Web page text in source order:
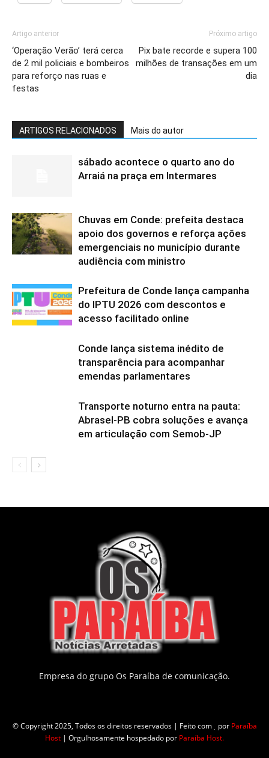
Artigo anterior
‘Operação Verão’ terá cerca
de 2 mil policiais e bombeiros
para reforço nas ruas e
festas
Próximo artigo
Pix bate recorde e supera 100
milhões de transações em um
dia
ARTIGOS RELACIONADOS Mais do autor
sábado acontece o quarto ano do
Arraiá na praça em Intermares
Chuvas em Conde: prefeita destaca
apoio dos governos e reforça ações
emergenciais no município durante
audiência com ministro
Prefeitura de Conde lança campanha
do IPTU 2026 com descontos e
acesso facilitado online
Conde lança sistema inédito de
transparência para acompanhar
emendas parlamentares
Transporte noturno entra na pauta:
Abrasel-PB cobra soluções e avança
em articulação com Semob-JP
Empresa do grupo Os Paraíba de comunicação.
© Copyright 2025, Todos os direitos reservados | Feito com por Paraíba
Host | Orgulhosamente hospedado por Paraíba Host.